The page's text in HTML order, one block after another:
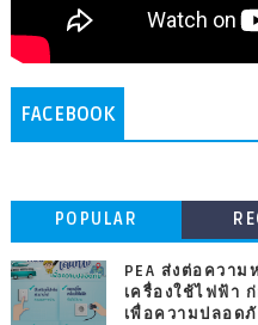
FACEBOOK
POPULAR
PEA ส่งต่อควา
เครื่องใช้ไฟฟ้า
เพื่อความปลอด